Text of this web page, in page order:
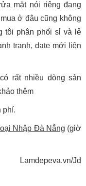
mặt nói riêng đang
ở đâu cũng không
tôi phân phối sỉ và lẻ
tranh, date mới liên
rất nhiều dòng sản
thêm
phí.
Nhập Đà Nẵng (giờ
Lamdepeva.vn/Jd